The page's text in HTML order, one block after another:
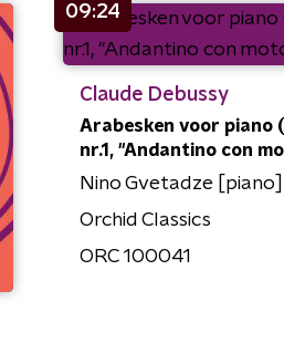
09:24
Claude Debussy
Arabesken voor piano
nr.1, "Andantino con
Nino Gvetadze [piano]
Orchid Classics
ORC 100041